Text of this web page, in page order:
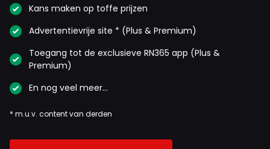
Kans maken op toffe prijzen
Advertentievrije site * (Plus & Premium)
Toegang tot de exclusieve RN365 app (Plus &
Premium)
En nog veel meer…
* m.u.v. content van derden